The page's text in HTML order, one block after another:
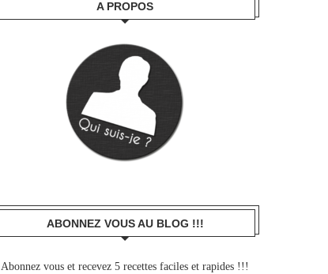
A PROPOS
ABONNEZ VOUS AU BLOG !!!
Abonnez vous et recevez 5 recettes faciles et rapides !!!